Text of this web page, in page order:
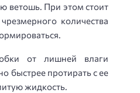
ветошь. При этом стоит
количества
от лишней влаги
быстрее протирать с ее
жидкость.